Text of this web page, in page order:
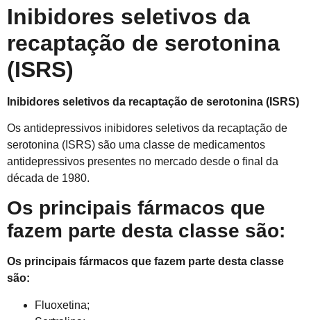
Inibidores seletivos da
recaptação de serotonina
(ISRS)
Inibidores seletivos da recaptação de serotonina (ISRS)
Os antidepressivos inibidores seletivos da recaptação de
serotonina (ISRS) são uma classe de medicamentos
antidepressivos presentes no mercado desde o final da
década de 1980.
Os principais fármacos que
fazem parte desta classe são:
Os principais fármacos que fazem parte desta classe
são:
Fluoxetina;